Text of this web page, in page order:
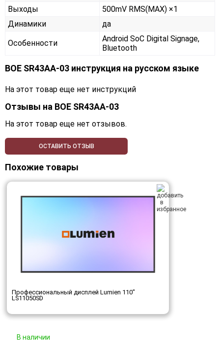
Выходы
500mV RMS(MAX) ×1
Динамики
да
Особенности
Android SoC Digital Signage,
Bluetooth
BOE SR43AA-03 инструкция на русском языке
На этот товар еще нет инструкций
Отзывы на BOE SR43AA-03
На этот товар еще нет отзывов.
ОСТАВИТЬ ОТЗЫВ
Похожие товары
Профессиональный дисплей Lumien 110"
LS11050SD
В наличии